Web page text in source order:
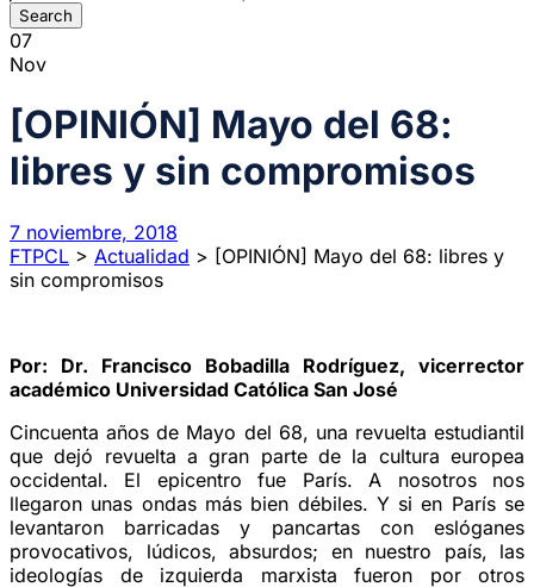
07
Nov
[OPINIÓN] Mayo del 68:
libres y sin compromisos
7 noviembre, 2018
FTPCL > Actualidad > [OPINIÓN] Mayo del 68: libres y
sin compromisos
Por: Dr. Francisco Bobadilla Rodríguez, vicerrector
académico Universidad Católica San José
Cincuenta años de Mayo del 68, una revuelta estudiantil
que dejó revuelta a gran parte de la cultura europea
occidental. El epicentro fue París. A nosotros nos
llegaron unas ondas más bien débiles. Y si en París se
levantaron barricadas y pancartas con eslóganes
provocativos, lúdicos, absurdos; en nuestro país, las
ideologías de izquierda marxista fueron por otros